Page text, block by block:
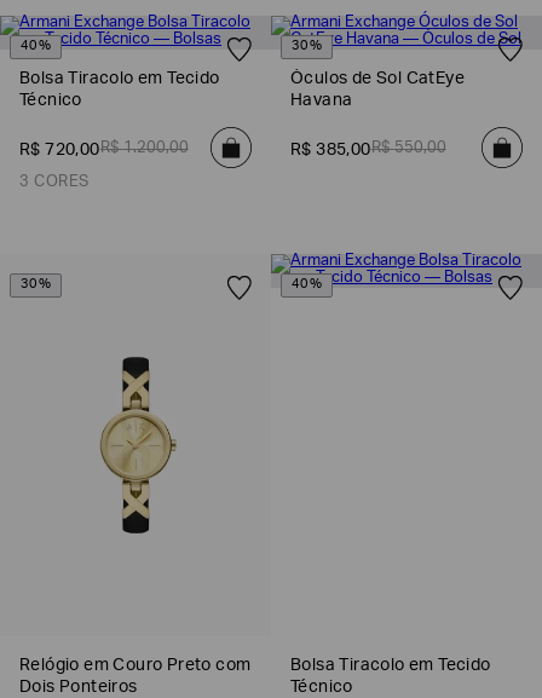
40%
Bolsa Tiracolo em Tecido
Técnico
R$ 720,00R$ 1.200,00
3 CORES
30%
Óculos de Sol CatEye
Havana
R$ 385,00R$ 550,00
30%
Relógio em Couro Preto com
Dois Ponteiros
40%
Bolsa Tiracolo em Tecido
Técnico